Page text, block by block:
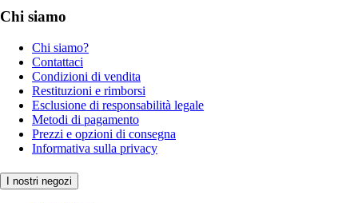
Chi siamo
Chi siamo?
Contattaci
Condizioni di vendita
Restituzioni e rimborsi
Esclusione di responsabilità legale
Metodi di pagamento
Prezzi e opzioni di consegna
Informativa sulla privacy
I nostri negozi